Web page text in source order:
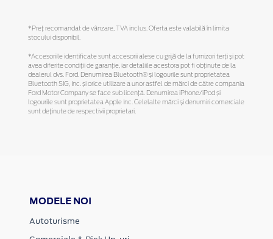
*Preţ recomandat de vânzare, TVA inclus. Oferta este valabilă în limita
stocului disponibil.
*Accesoriile identificate sunt accesorii alese cu grijă de la furnizori terți și pot
avea diferite condiții de garanție, iar detaliile acestora pot fi obținute de la
dealerul dvs. Ford. Denumirea Bluetooth® și logourile sunt proprietatea
Bluetooth SIG, Inc. și orice utilizare a unor astfel de mărci de către compania
Ford Motor Company se face sub licență. Denumirea iPhone/iPod și
logourile sunt proprietatea Apple Inc. Celelalte mărci și denumiri comerciale
sunt deținute de respectivii proprietari.
MODELE NOI
Autoturisme